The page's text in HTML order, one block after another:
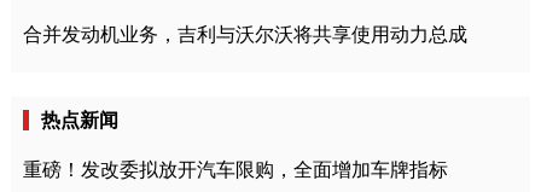
合并发动机业务，吉利与沃尔沃将共享使用动力总成
热点新闻
重磅！发改委拟放开汽车限购，全面增加车牌指标